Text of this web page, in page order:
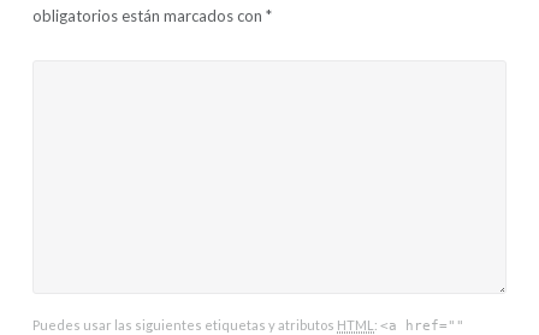
obligatorios están marcados con*
Puedes usar las siguientes etiquetas y atributos HTML :<a href=""